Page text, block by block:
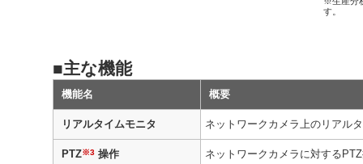
す。
■主な機能
機能名 概要
リアルタイムモニタ ネットワークカメラ上のリアル
PTZ※3 操作 ネットワークカメラに対する